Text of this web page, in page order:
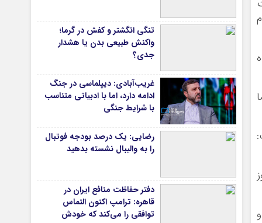
دانشگاه
آموزش و پرورش
بهداشت و درمان
سبک زندگی
حوادث، انتظامی
شهری و رفاهی
شهرداری و شورای شهر
*ماناسپهر
یادداشت روز
اطلاعیه
پیام تبریک ماناسپهر
تنگی انگشتر و کفش در گرما؛
واکنش طبیعی بدن یا هشدار
جدی؟
غریب‌آبادی: دیپلماسی در جنگ
ادامه دارد، اما با ادبیاتی متناسب
با شرایط جنگی
رضایی: یک درصد بودجه فوتبال
را به والیبال نشسته بدهید
دفتر حفاظت منافع ایران در
قاهره: ترامپ اکنون التماس
توافقی را می‌کند که خودش